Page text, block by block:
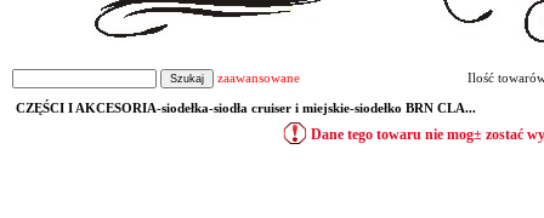
zaawansowane Ilość
CZĘŚCI I AKCESORIA-siodełka-siodła cruiser i miejskie-siodełko BRN CLA...
Dane tego towaru nie mog± zostać